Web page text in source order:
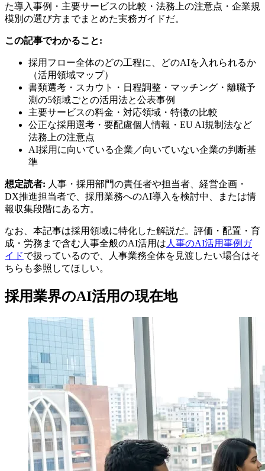
た導入事例・主要サービスの比較・法務上の注意点・企業規
模別の選び方までまとめた実務ガイドだ。
この記事でわかること:
採用フロー全体のどの工程に、どのAIを入れられるか
（活用領域マップ）
書類選考・スカウト・日程調整・マッチング・離職予
測の5領域ごとの活用法と公表事例
主要サービスの料金・対応領域・特徴の比較
公正な採用選考・要配慮個人情報・EU AI規制法など
法務上の注意点
AI採用に向いている企業／向いていない企業の判断基
準
想定読者: 人事・採用部門の責任者や担当者、経営企画・
DX推進担当者で、採用業務へのAI導入を検討中、または情
報収集段階にある方。
なお、本記事は採用領域に特化した解説だ。評価・配置・育
成・労務まで含む人事全般のAI活用は 人事のAI活用事例ガ
イドで扱っているので、人事業務全体を見渡したい場合はそ
ちらも参照してほしい。
採用業界のAI活用の現在地